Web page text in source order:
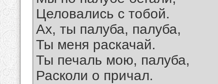
Целовались с тобой.
Ах, ты палуба, палуба,
Ты меня раскачай.
Ты печаль мою, палуба,
Расколи о причал.